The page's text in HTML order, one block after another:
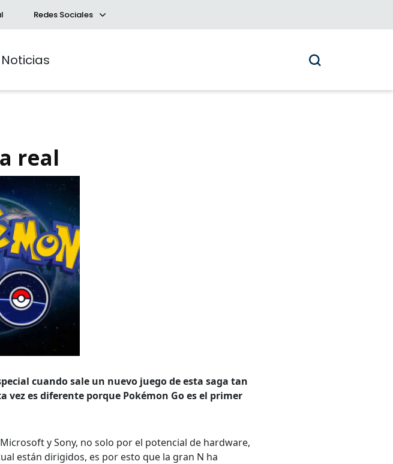
Redes Sociales
real
cuando sale un nuevo juego de esta saga tan
es diferente porque Pokémon Go es el primer
y Sony, no solo por el potencial de hardware,
están dirigidos, es por esto que la gran N ha